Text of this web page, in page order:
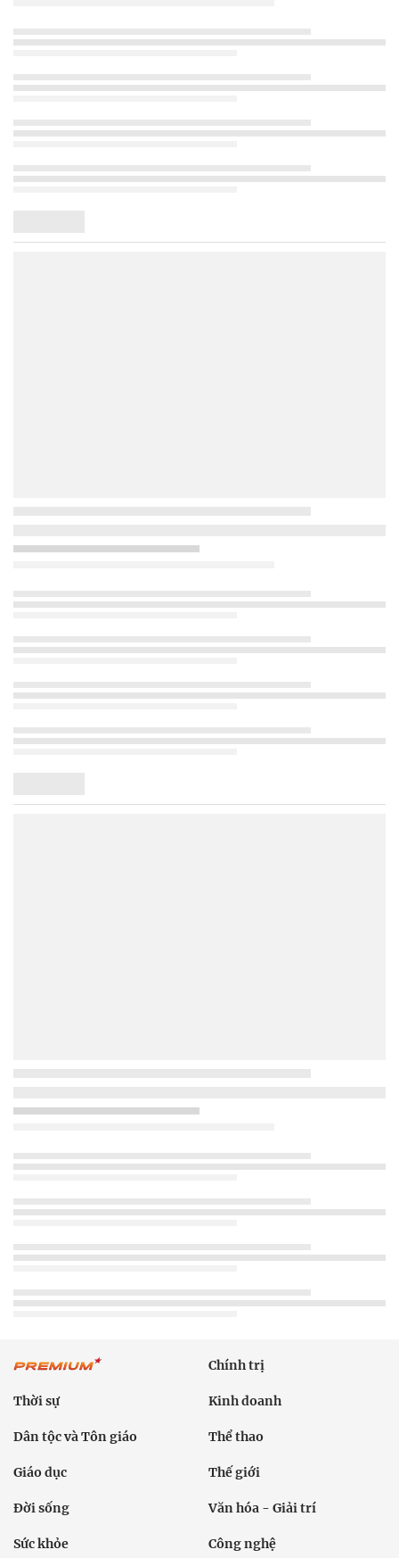
Chính trị
Thời sự Kinh doanh
Dân tộc và Tôn giáo Thể thao
Giáo dục Thế giới
Đời sống Văn hóa - Giải trí
Sức khỏe Công nghệ